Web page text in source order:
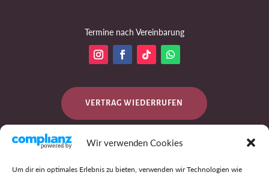
Wir verwenden Cookies
Um dir ein optimales Erlebnis zu bieten, verwenden wir Technologien wie
Termine nach Vereinbarung
VERTRAG WIEDERRUFEN